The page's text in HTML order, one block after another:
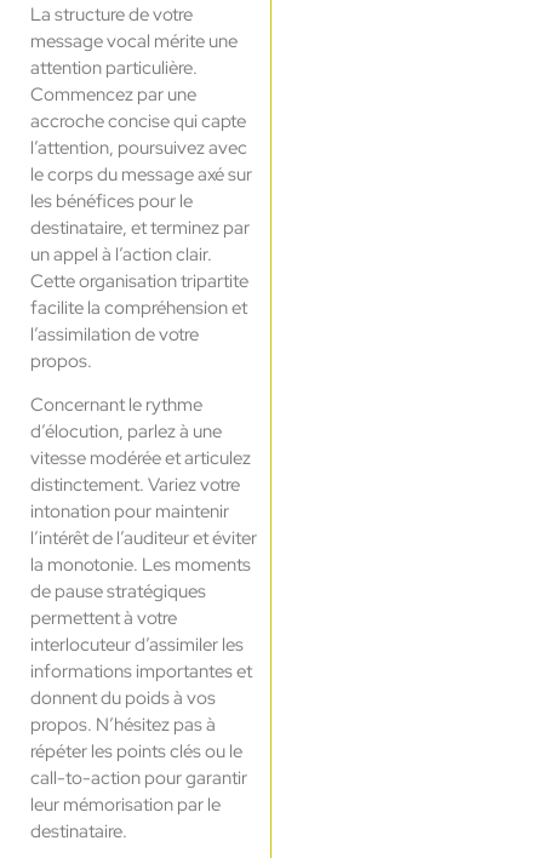
La structure de votre
message vocal mérite une
attention particulière.
Commencez par une
accroche concise qui capte
l’attention, poursuivez avec
le corps du message axé sur
les bénéfices pour le
destinataire, et terminez par
un appel à l’action clair.
Cette organisation tripartite
facilite la compréhension et
l’assimilation de votre
propos.
Concernant le rythme
d’élocution, parlez à une
vitesse modérée et articulez
distinctement. Variez votre
intonation pour maintenir
l’intérêt de l’auditeur et éviter
la monotonie. Les moments
de pause stratégiques
permettent à votre
interlocuteur d’assimiler les
informations importantes et
donnent du poids à vos
propos. N’hésitez pas à
répéter les points clés ou le
call-to-action pour garantir
leur mémorisation par le
destinataire.